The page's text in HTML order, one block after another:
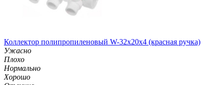
Коллектор полипропиленовый W-32х20х4 (красная ручка)
Ужасно
Плохо
Нормально
Хорошо